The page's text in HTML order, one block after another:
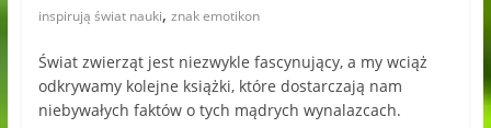
inspirują świat nauki, znak emotikon
Świat zwierząt jest niezwykle fascynujący, a my wciąż
odkrywamy kolejne książki, które dostarczają nam
niebywałych faktów o tych mądrych wynalazcach.